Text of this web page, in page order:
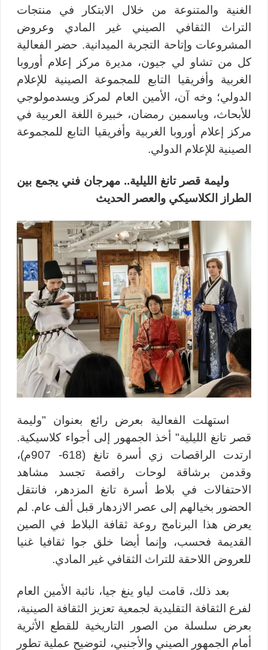
الغنية والمتنوعة من خلال الابتكار في منتجات
التراث الثقافي الصيني غير المادي وعروض
المشروعات وإتاحة التجربة الميدانية. حضر الفعالية
كل من تشاو لي جيون، مديرة مركز إعلام أوروبا
الغربية وأفريقيا التابع للمجموعة الصينية للإعلام
الدولي؛ وخه آن، الأمين العام لمركز ويسدمولوجي
للأبحاث، وياسمين رمضان، خبيرة اللغة العربية في
مركز إعلام أوروبا الغربية وأفريقيا التابع للمجموعة
الصينية للإعلام الدولي.
وليمة قصر تانغ الليلية.. مهرجان فني يجمع بين
الطراز الكلاسيكي والعصر الحديث
استهلت الفعالية بعرض رائع بعنوان "وليمة
قصر تانغ الليلية" أخذ الجمهور إلى أجواء كلاسيكية.
ارتدت الراقصات زي
أسرة تانغ (618- 907م)
،
وقدمن برشاقة لوحات راقصة تجسد مشاهد
الاحتفالات في بلاط أسرة تانغ المزدهر، فانتقل
الحضور بخيالهم إلى عصر الازدهار قبل ألف عام. لم
يعرض هذا البرنامج روعة ثقافة البلاط في الصين
القديمة فحسب، وإنما أيضا خلق جوا ثقافيا غنيا
للعروض اللاحقة للتراث الثقافي غير المادي.
بعد ذلك، قامت لياو ينغ جيا، نائبة الأمين العام
لفرع الثقافة التقليدية لجمعية تعزيز الثقافة الصينية،
بعرض سلسلة من الصور التاريخية للقطع الأثرية
أمام الجمهور الصيني والأجنبي، لتوضيح عملية تطور